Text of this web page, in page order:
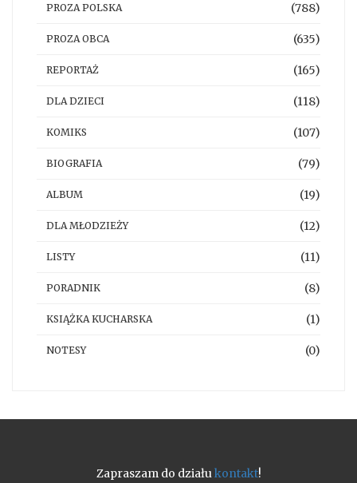
PROZA POLSKA (788)
PROZA OBCA (635)
REPORTAŻ (165)
DLA DZIECI (118)
KOMIKS (107)
BIOGRAFIA (79)
ALBUM (19)
DLA MŁODZIEŻY (12)
LISTY (11)
PORADNIK (8)
KSIĄŻKA KUCHARSKA (1)
NOTESY (0)
Zapraszam do działukontakt!